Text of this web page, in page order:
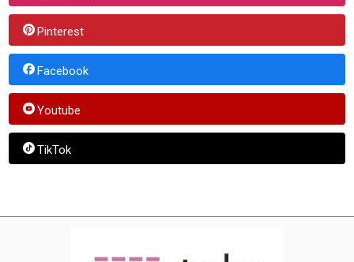
Pinterest
Facebook
Youtube
TikTok